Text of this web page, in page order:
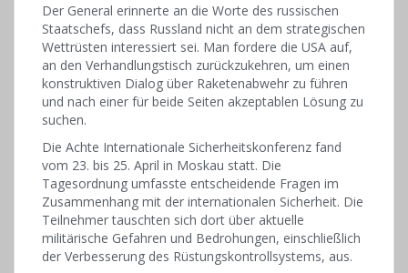
Der General erinnerte an die Worte des russischen
Staatschefs, dass Russland nicht an dem strategischen
Wettrüsten interessiert sei. Man fordere die USA auf,
an den Verhandlungstisch zurückzukehren, um einen
konstruktiven Dialog über Raketenabwehr zu führen
und nach einer für beide Seiten akzeptablen Lösung zu
suchen.
Die Achte Internationale Sicherheitskonferenz fand
vom 23. bis 25. April in Moskau statt. Die
Tagesordnung umfasste entscheidende Fragen im
Zusammenhang mit der internationalen Sicherheit. Die
Teilnehmer tauschten sich dort über aktuelle
militärische Gefahren und Bedrohungen, einschließlich
der Verbesserung des Rüstungskontrollsystems, aus.